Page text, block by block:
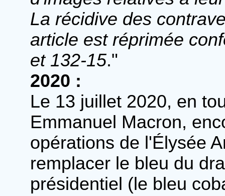
La récidive des
article est réprimée
et 132-15."
2020 :
Le 13 juillet 2020, en
Emmanuel Macron,
opérations de l'Élysée
remplacer le bleu du
présidentiel (le bleu